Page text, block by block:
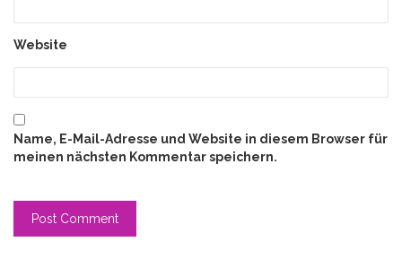
Website
Name, E-Mail-Adresse und Website in diesem Browser für
meinen nächsten Kommentar speichern.